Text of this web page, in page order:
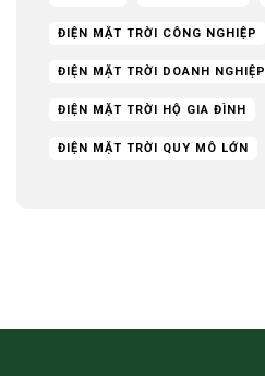
ĐIỆN MẶT TRỜI CÔNG NGHIỆP
ĐIỆN MẶT TRỜI DOANH NGHIỆP
ĐIỆN MẶT TRỜI HỘ GIA ĐÌNH
ĐIỆN MẶT TRỜI QUY MÔ LỚN